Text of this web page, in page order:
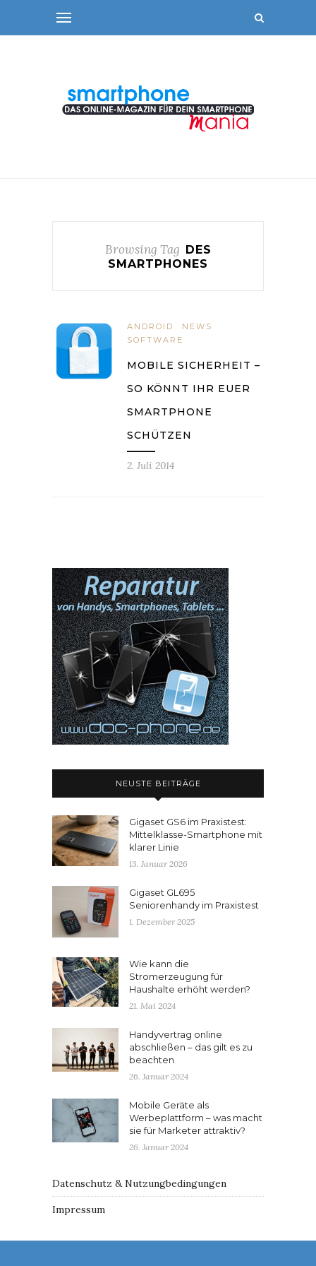
Browsing Tag DES
SMARTPHONES
ANDROID
NEWS
SOFTWARE
MOBILE SICHERHEIT –
SO KÖNNT IHR EUER
SMARTPHONE
SCHÜTZEN
2. Juli 2014
NEUSTE BEITRÄGE
Gigaset GS6 im Praxistest:
Mittelklasse-Smartphone mit
klarer Linie
13. Januar 2026
Gigaset GL695
Seniorenhandy im Praxistest
1. Dezember 2025
Wie kann die
Stromerzeugung für
Haushalte erhöht werden?
21. Mai 2024
Handyvertrag online
abschließen – das gilt es zu
beachten
26. Januar 2024
Mobile Geräte als
Werbeplattform – was macht
sie für Marketer attraktiv?
26. Januar 2024
Datenschutz & Nutzungbedingungen
Impressum